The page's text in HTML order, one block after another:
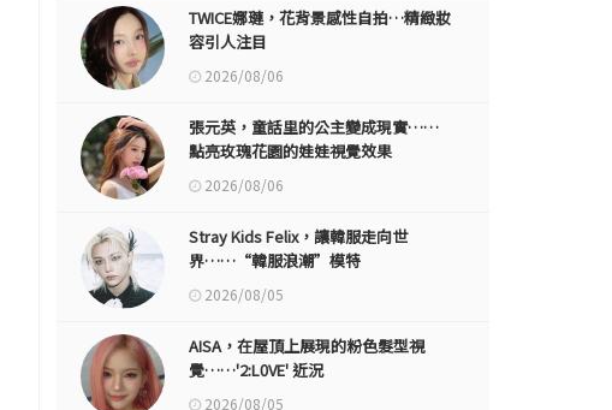
TWICE娜璉，花背景感性自拍…精緻妝
容引人注目
2026/08/06
張元英，童話里的公主變成現實……
點亮玫瑰花園的娃娃視覺效果
2026/08/06
Stray Kids Felix，讓韓服走向世
界……“韓服浪潮”模特
2026/08/05
AISA，在屋頂上展現的粉色髮型視
覺……'2:L0VE' 近況
2026/08/05